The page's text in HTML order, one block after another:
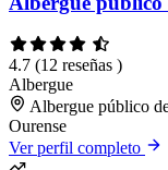
4.7 (12 reseñas )
Albergue
Albergue público
Ourense
Ver perfil completo